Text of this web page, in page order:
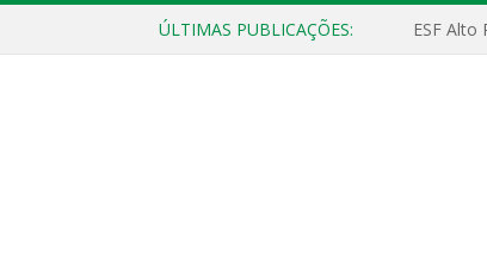
ÚLTIMAS PUBLICAÇÕES: